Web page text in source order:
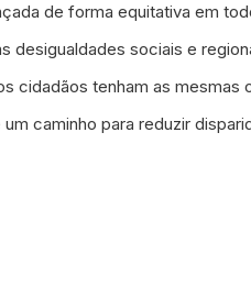
de forma equitativa em
desigualdades sociais e
cidadãos tenham as
caminho para reduzir